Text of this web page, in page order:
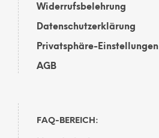
Widerrufsbelehrung
Datenschutzerklärung
Privatsphäre-Einstellungen
AGB
FAQ-BEREICH: